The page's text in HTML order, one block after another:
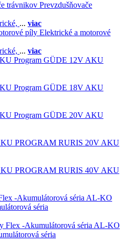
Prevzdušňovače
... viac
Elektrické a motorové
... viac
GÜDE 12V AKU
GÜDE 18V AKU
GÜDE 20V AKU
RURIS 20V AKU
RURIS 40V AKU
AL-KO
séria
AL-KO
séria